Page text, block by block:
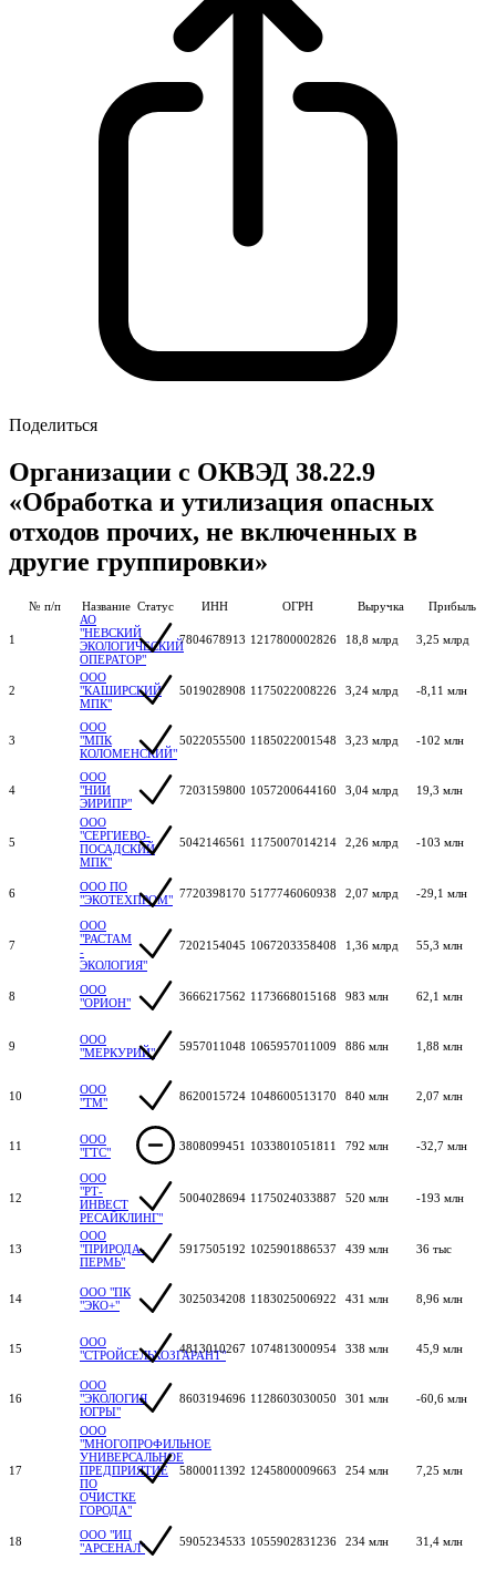
Поделиться
Организации с ОКВЭД 38.22.9
«Обработка и утилизация опасных
отходов прочих, не включенных в
другие группировки»
№ п/п Название Статус ИНН ОГРН Выручка Прибыль
1
АО
"НЕВСКИЙ
ЭКОЛОГИЧЕСКИЙ
ОПЕРАТОР"
7804678913 1217800002826 18,8 млрд 3,25 млрд
2
ООО
"КАШИРСКИЙ
МПК"
5019028908 1175022008226 3,24 млрд -8,11 млн
3
ООО
"МПК
КОЛОМЕНСКИЙ"
5022055500 1185022001548 3,23 млрд -102 млн
4
ООО
"НИИ
ЭИРИПР"
7203159800 1057200644160 3,04 млрд 19,3 млн
5
ООО
"СЕРГИЕВО-
ПОСАДСКИЙ
МПК"
5042146561 1175007014214 2,26 млрд -103 млн
6
ООО ПО
"ЭКОТЕХПРОМ" 7720398170 5177746060938 2,07 млрд -29,1 млн
7
ООО
"РАСТАМ
-
ЭКОЛОГИЯ"
7202154045 1067203358408 1,36 млрд 55,3 млн
8
ООО
"ОРИОН"
3666217562 1173668015168 983 млн 62,1 млн
9
ООО
"МЕРКУРИЙ"
5957011048 1065957011009 886 млн 1,88 млн
10
ООО
"ТМ"
8620015724 1048600513170 840 млн 2,07 млн
11
ООО
"ГТС"
3808099451 1033801051811 792 млн -32,7 млн
12
ООО
"РТ-
ИНВЕСТ
РЕСАЙКЛИНГ"
5004028694 1175024033887 520 млн -193 млн
13
ООО
"ПРИРОДА-
ПЕРМЬ"
5917505192 1025901886537 439 млн 36 тыс
14
ООО "ПК
"ЭКО+"
3025034208 1183025006922 431 млн 8,96 млн
15
ООО
"СТРОЙСЕЛЬХОЗГАРАНТ"
4813010267 1074813000954 338 млн 45,9 млн
16
ООО
"ЭКОЛОГИЯ
ЮГРЫ"
8603194696 1128603030050 301 млн -60,6 млн
17
ООО
"МНОГОПРОФИЛЬНОЕ
УНИВЕРСАЛЬНОЕ
ПРЕДПРИЯТИЕ
ПО
ОЧИСТКЕ
ГОРОДА"
5800011392 1245800009663 254 млн 7,25 млн
18
ООО "ИЦ
"АРСЕНАЛ"
5905234533 1055902831236 234 млн 31,4 млн